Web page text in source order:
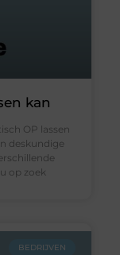
kan
OP lassen
deskundige
op zoek
BEDRIJVEN